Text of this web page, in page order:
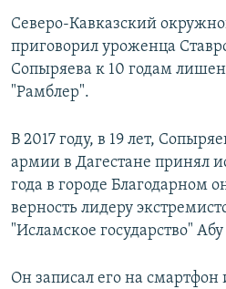
Все сайты РСЕ/РС
Северо-Кавказский
приговорил уроженца
Сопыряева к 10 годам
"Рамблер".
В 2017 году, в 19 лет,
армии в Дагестане принял
года в городе Благодарном
верность лидеру
"Исламское государство"
Он записал его на смартфон